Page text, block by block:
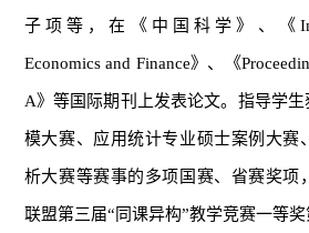
子项等，在《中国科学》、《
Economics and Finance》、《
A》等国际期刊上发表论文。指导学
模大赛、应用统计专业硕士案例大赛
析大赛等赛事的多项国赛、省赛奖项
联盟第三届“同课异构”教学竞赛一等